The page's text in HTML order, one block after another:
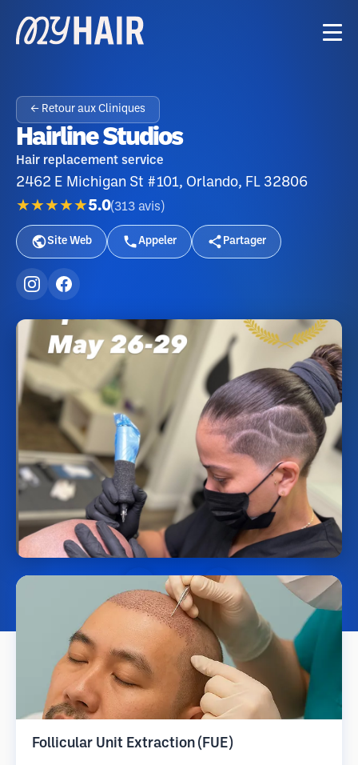
← Retour aux Cliniques
Hairline Studios
Hair replacement service
2462 E Michigan St #101, Orlando, FL 32806
★★★★★5.0(313 avis )
Site Web Appeler Partager
Follicular Unit Extraction (FUE)